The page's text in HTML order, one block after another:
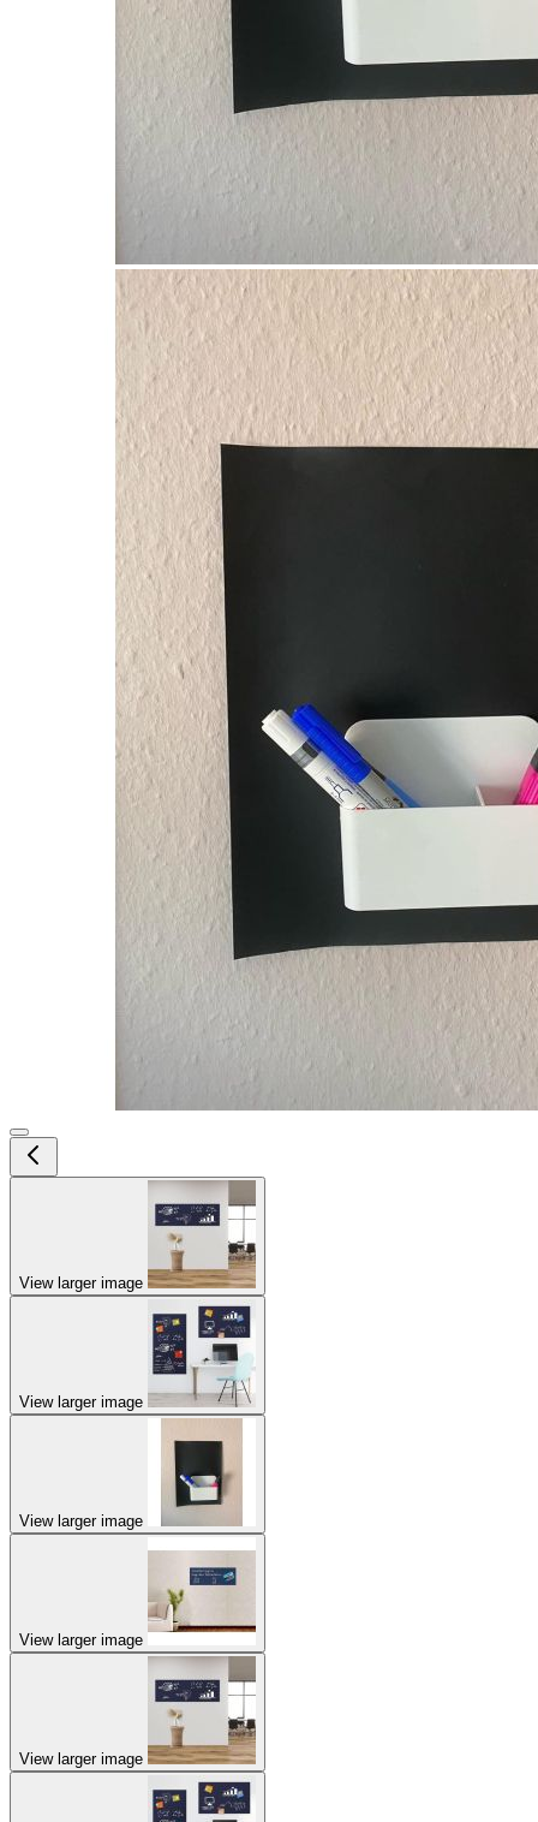
View larger image
View larger image
View larger image
View larger image
View larger image